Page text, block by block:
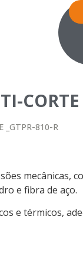
CORTE
_GTPR-810-R
mecânicas,
e fibra de aço.
e térmicos,